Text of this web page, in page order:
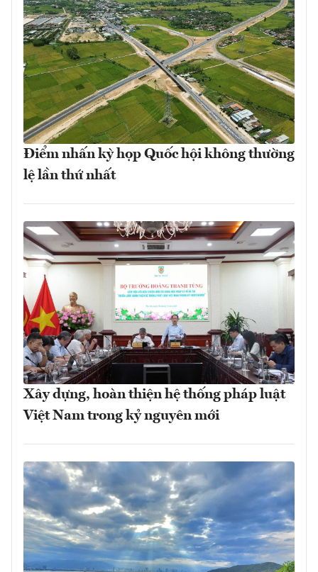
Điểm nhấn kỳ họp Quốc hội không thường
lệ lần thứ nhất
Xây dựng, hoàn thiện hệ thống pháp luật
Việt Nam trong kỷ nguyên mới